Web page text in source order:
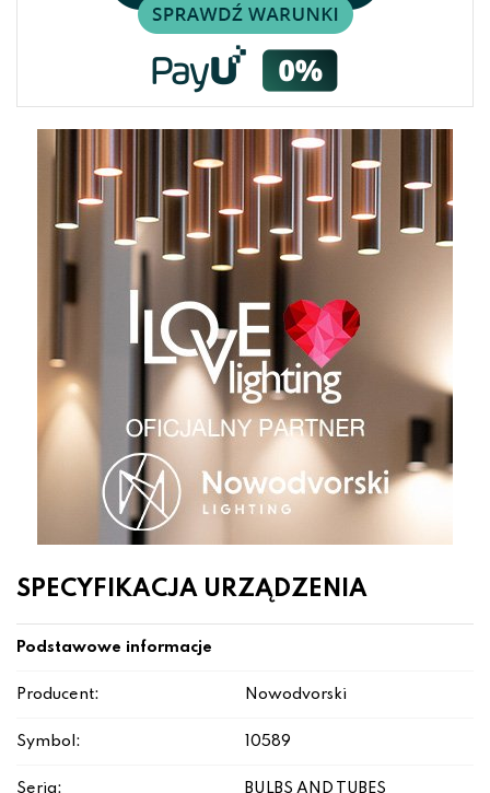
SPECYFIKACJA URZĄDZENIA
Podstawowe informacje
Producent: Nowodvorski
Symbol: 10589
Seria: BULBS AND TUBES